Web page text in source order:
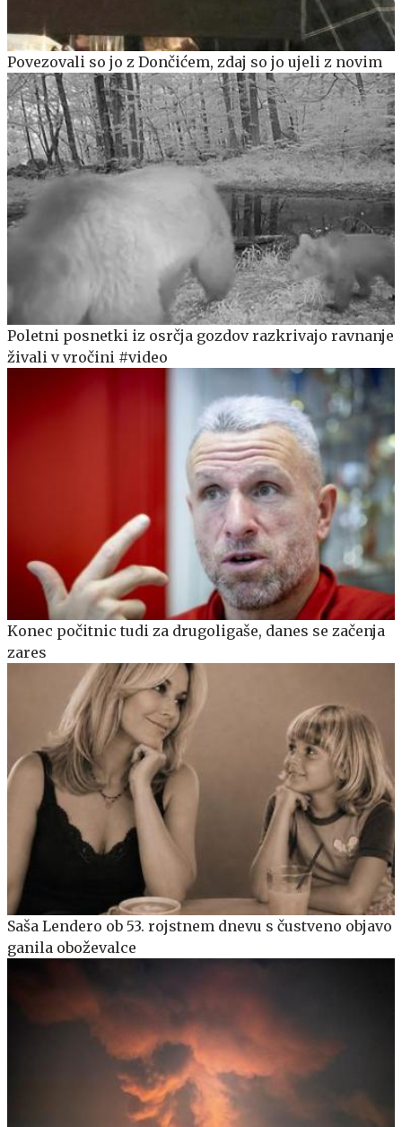
Povezovali so jo z Dončićem, zdaj so jo ujeli z novim
Poletni posnetki iz osrčja gozdov razkrivajo ravnanje
živali v vročini #video
Konec počitnic tudi za drugoligaše, danes se začenja
zares
Saša Lendero ob 53. rojstnem dnevu s čustveno objavo
ganila oboževalce